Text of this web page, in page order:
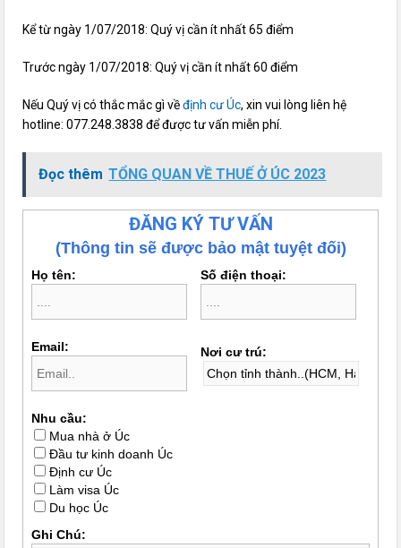
Kể từ ngày 1/07/2018: Quý vị cần ít nhất 65 điểm
Trước ngày 1/07/2018: Quý vị cần ít nhất 60 điểm
Nếu Quý vị có thắc mắc gì vềđịnh cư Úc, xin vui lòng liên hệ
hotline: 077.248.3838 để được tư vấn miễn phí.
Đọc thêm TỔNG QUAN VỀ THUẾ Ở ÚC 2023
ĐĂNG KÝ TƯ VẤN
(Thông tin sẽ được bảo mật tuyệt đối)
Họ tên: Số điện thoại:
Email: Nơi cư trú:
Nhu cầu:
Mua nhà ở Úc
Đầu tư kinh doanh Úc
Định cư Úc
Làm visa Úc
Du học Úc
Ghi Chú: